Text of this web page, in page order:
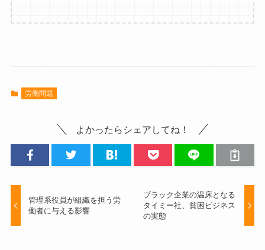
労働問題
よかったらシェアしてね！
管理系役員が組織を担う労
働者に与える影響
ブラック企業の温床となる
タイミー社、貧困ビジネス
の実態